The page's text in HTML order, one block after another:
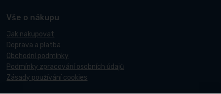
Vše o nákupu
Jak nakupovat
Doprava a platba
Obchodní podmínky
Podmínky zpracování osobních údajů
Zásady používání cookies